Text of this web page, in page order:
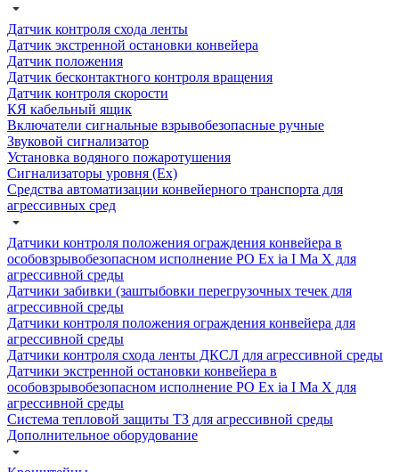
Датчик контроля схода ленты
Датчик экстренной остановки конвейера
Датчик положения
Датчик бесконтактного контроля вращения
Датчик контроля скорости
КЯ кабельный ящик
Включатели сигнальные взрывобезопасные ручные
Звуковой сигнализатор
Установка водяного пожаротушения
Сигнализаторы уровня (Ех)
Средства автоматизации конвейерного транспорта для
агрессивных сред
Датчики контроля положения ограждения конвейера в
особовзрывобезопасном исполнение РО Ех ia I Ма Х для
агрессивной среды
Датчики забивки (заштыбовки перегрузочных течек для
агрессивной среды
Датчики контроля положения ограждения конвейера для
агрессивной среды
Датчики контроля схода ленты ДКСЛ для агрессивной среды
Датчики экстренной остановки конвейера в
особовзрывобезопасном исполнение РО Ех ia I Ма Х для
агрессивной среды
Система тепловой защиты ТЗ для агрессивной среды
Дополнительное оборудование